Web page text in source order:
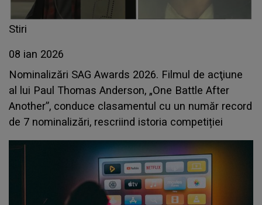
Stiri
08 ian 2026
Nominalizări SAG Awards 2026. Filmul de acţiune
al lui Paul Thomas Anderson, „One Battle After
Another”, conduce clasamentul cu un număr record
de 7 nominalizări, rescriind istoria competiției